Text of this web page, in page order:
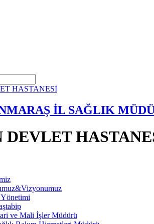
İL SAĞLIK
DEVLET
Yönetimi
ve Mali İşler Müdürü